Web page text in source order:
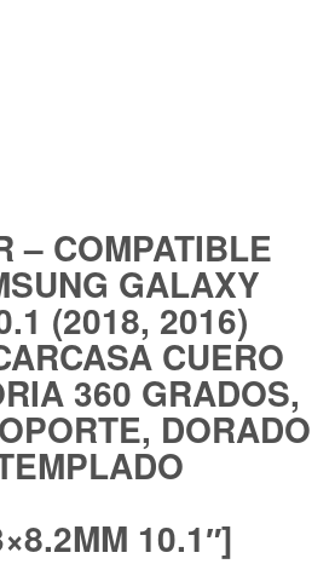
– COMPATIBLE
GALAXY
(2018, 2016)
CUERO
360 GRADOS,
DORADO
10.1″]